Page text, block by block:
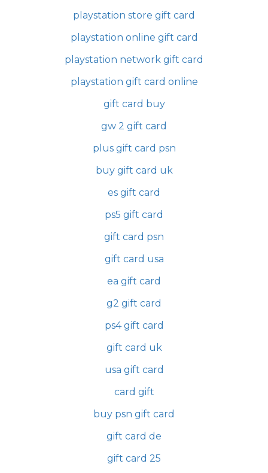
playstation store gift card
playstation online gift card
playstation network gift card
playstation gift card online
gift card buy
gw 2 gift card
plus gift card psn
buy gift card uk
es gift card
ps5 gift card
gift card psn
gift card usa
ea gift card
g2 gift card
ps4 gift card
gift card uk
usa gift card
card gift
buy psn gift card
gift card de
gift card 25